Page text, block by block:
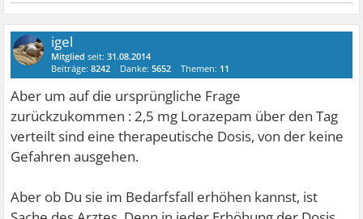
igel
Mitglied seit:31.08.2014
Beiträge:8242 Danke:5652 Themen: 11
Aber um auf die ursprüngliche Frage
zurückzukommen : 2,5 mg Lorazepam über den Tag
verteilt sind eine therapeutische Dosis, von der keine
Gefahren ausgehen.
Aber ob Du sie im Bedarfsfall erhöhen kannst, ist